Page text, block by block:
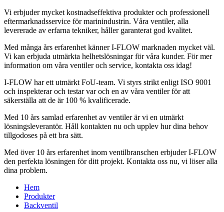
Vi erbjuder mycket kostnadseffektiva produkter och professionell
eftermarknadsservice för marinindustrin. Våra ventiler, alla
levererade av erfarna tekniker, håller garanterat god kvalitet.
Med många års erfarenhet känner I-FLOW marknaden mycket väl.
Vi kan erbjuda utmärkta helhetslösningar för våra kunder. För mer
information om våra ventiler och service, kontakta oss idag!
I-FLOW har ett utmärkt FoU-team. Vi styrs strikt enligt ISO 9001
och inspekterar och testar var och en av våra ventiler för att
säkerställa att de är 100 % kvalificerade.
Med 10 års samlad erfarenhet av ventiler är vi en utmärkt
lösningsleverantör. Håll kontakten nu och upplev hur dina behov
tillgodoses på ett bra sätt.
Med över 10 års erfarenhet inom ventilbranschen erbjuder I-FLOW
den perfekta lösningen för ditt projekt. Kontakta oss nu, vi löser alla
dina problem.
Hem
Produkter
Backventil